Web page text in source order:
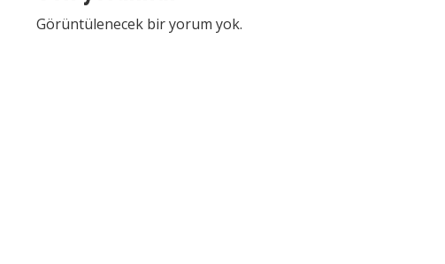
Görüntülenecek bir yorum yok.